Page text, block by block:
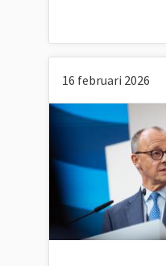
16 februari 2026